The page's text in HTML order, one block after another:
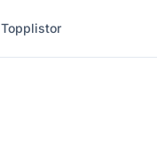
Topplistor